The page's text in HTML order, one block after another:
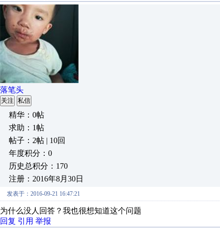
落笔头
关注 私信
精华：0帖
求助：1帖
帖子：2帖 | 10回
年度积分：0
历史总积分：170
注册：2016年8月30日
发表于：2016-09-21 16:47:21
为什么没人回答？我也很想知道这个问题
回复 引用 举报